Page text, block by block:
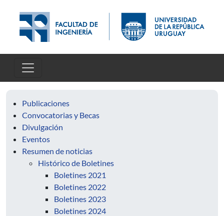
Publicaciones
Convocatorias y Becas
Divulgación
Eventos
Resumen de noticias
Histórico de Boletines
Boletines 2021
Boletines 2022
Boletines 2023
Boletines 2024